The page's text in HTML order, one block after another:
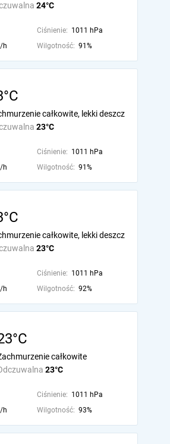
24°C
Ciśnienie: 1011 hPa
h Wilgotność: 91%
23°C
całkowite, lekki deszcz
Ciśnienie: 1011 hPa
h Wilgotność: 91%
23°C
całkowite, lekki deszcz
Ciśnienie: 1011 hPa
h Wilgotność: 92%
23°C
całkowite
Ciśnienie: 1011 hPa
h Wilgotność: 93%